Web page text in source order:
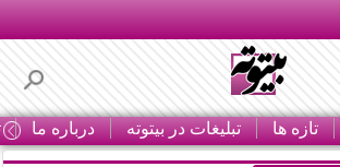
تازه ها تبلیغات در بیتوته درباره ما